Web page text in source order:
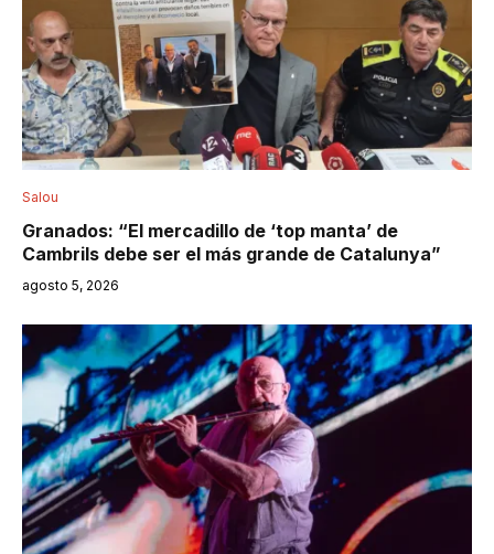
Salou
Granados: “El mercadillo de ‘top manta’ de
Cambrils debe ser el más grande de Catalunya”
agosto 5, 2026